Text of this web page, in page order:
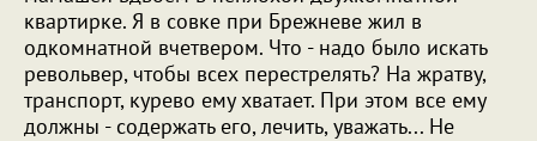
квартирке. Я в совке при Брежневе жил в
одкомнатной вчетвером. Что - надо было искать
револьвер, чтобы всех перестрелять? На жратву,
транспорт, курево ему хватает. При этом все ему
должны - содержать его, лечить, уважать... Не